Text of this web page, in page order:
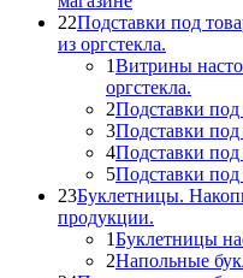
22Подставки под
из оргстекла.
1Витрины
оргстекла.
2Подставки под
3Подставки
4Подставки под
5Подставки
23Буклетницы.
продукции.
1Буклетницы
2Напольные